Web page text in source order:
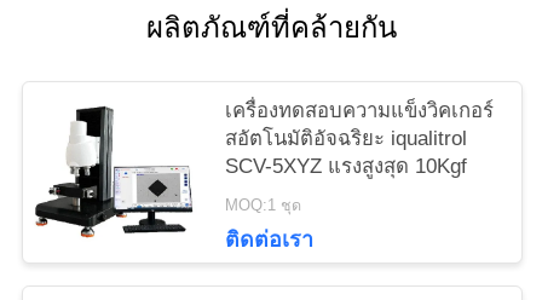
ผลิตภัณฑ์ที่คล้ายกัน
เครื่องทดสอบความแข็งวิคเกอร์
สอัตโนมัติอัจฉริยะ iqualitrol
SCV-5XYZ แรงสูงสุด 10Kgf
MOQ:1 ชุด
ติดต่อเรา